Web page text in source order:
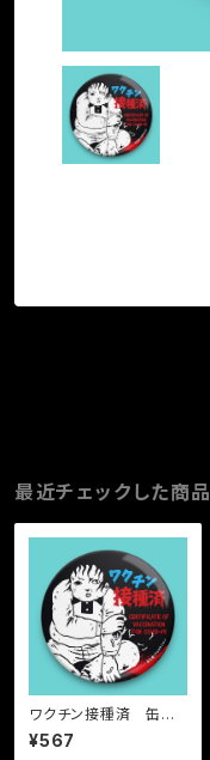
最近チェックした商品
ワクチン接種済 缶バ
ッジ
¥567